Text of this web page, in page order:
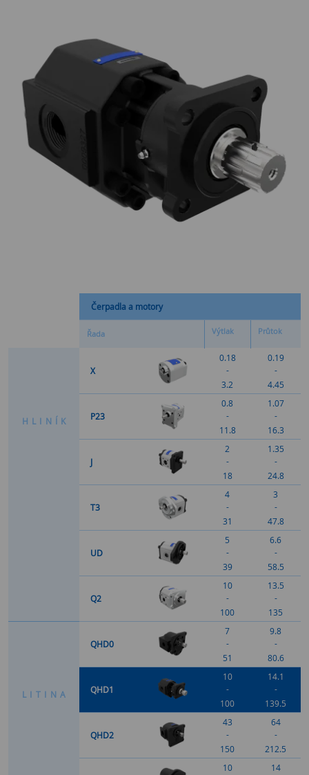
Čerpadla a motory
Řada Výtlak Průtok
H L I N Í K
X
0.18
-
3.2
0.19
-
4.45
P23
0.8
-
11.8
1.07
-
16.3
J
2
-
18
1.35
-
24.8
T3
4
-
31
3
-
47.8
UD
5
-
39
6.6
-
58.5
Q2
10
-
100
13.5
-
135
L I T I N A
QHD0
7
-
51
9.8
-
80.6
QHD1
10
-
100
14.1
-
139.5
QHD2
43
-
150
64
-
212.5
10
14